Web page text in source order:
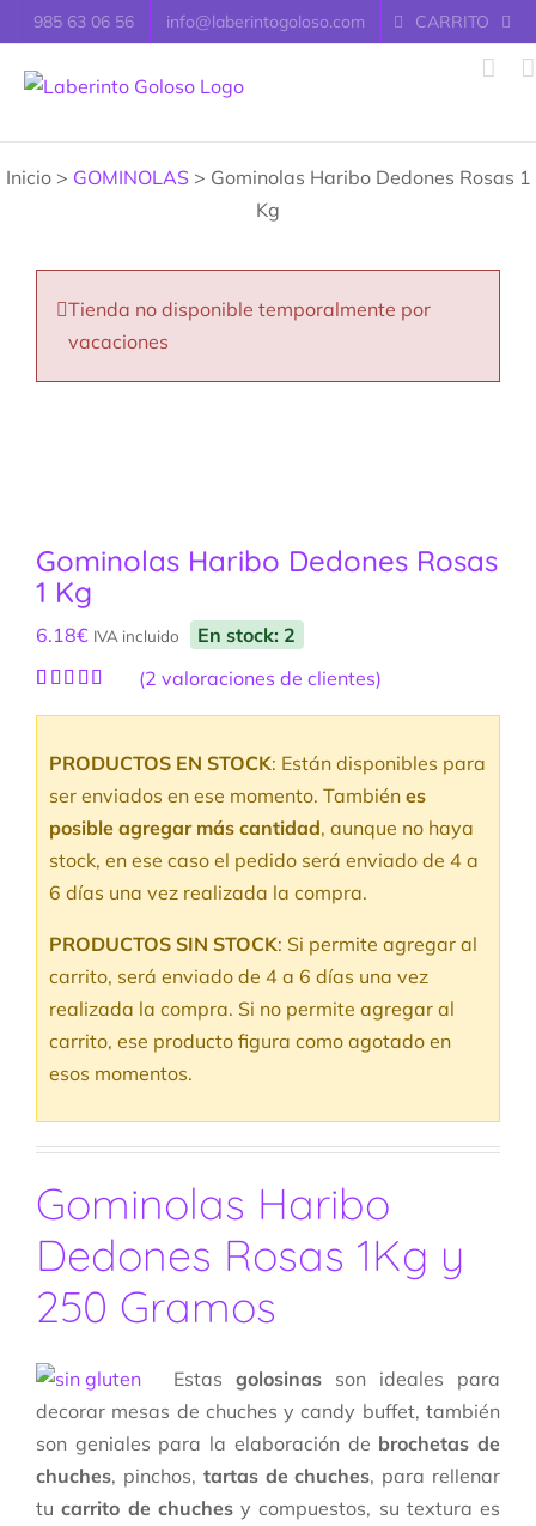
Saltar
al
contenido
985 63 06 56 info@laberintogoloso.com CARRITO
Inicio > GOMINOLAS> Gominolas Haribo Dedones Rosas 1
Kg
Tienda no disponible temporalmente por
vacaciones
Gominolas Haribo Dedones Rosas
1 Kg
6.18€ IVA incluido En stock: 2
valoraciones
(2 valoraciones de clientes)
PRODUCTOS EN STOCK: Están disponibles para
ser enviados en ese momento. También es
posible agregar más cantidad, aunque no haya
stock, en ese caso el pedido será enviado de 4 a
6 días una vez realizada la compra.
PRODUCTOS SIN STOCK: Si permite agregar al
carrito, será enviado de 4 a 6 días una vez
realizada la compra. Si no permite agregar al
carrito, ese producto figura como agotado en
esos momentos.
Gominolas Haribo
Dedones Rosas 1Kg y
250 Gramos
Estas golosinas son ideales para
decorar mesas de chuches y candy buffet, también
son geniales para la elaboración de brochetas de
chuches, pinchos, tartas de chuches, para rellenar
tucarrito de chuchesy compuestos, su textura es